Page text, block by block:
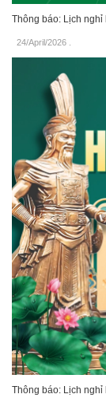
Thông báo: Lịch nghỉ
24/April/2026
Thông báo: Lịch